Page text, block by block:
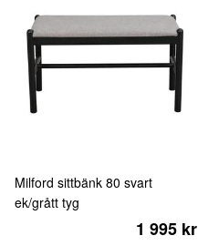
Milford sittbänk 80 svart
ek/grått tyg
1 995 kr